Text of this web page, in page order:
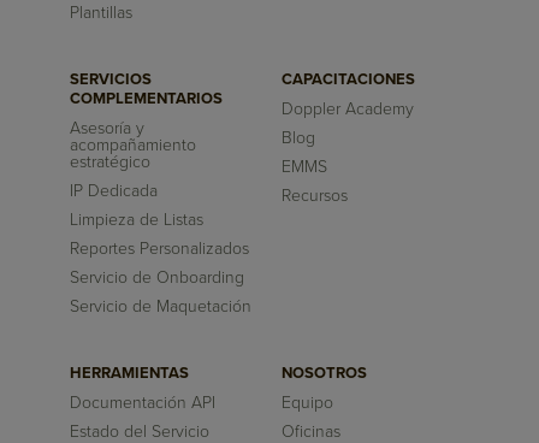
Plantillas
SERVICIOS
COMPLEMENTARIOS
Asesoría y
acompañamiento
estratégico
IP Dedicada
Limpieza de Listas
Reportes Personalizados
Servicio de Onboarding
Servicio de Maquetación
CAPACITACIONES
Doppler Academy
Blog
EMMS
Recursos
HERRAMIENTAS
Documentación API
Estado del Servicio
NOSOTROS
Equipo
Oficinas